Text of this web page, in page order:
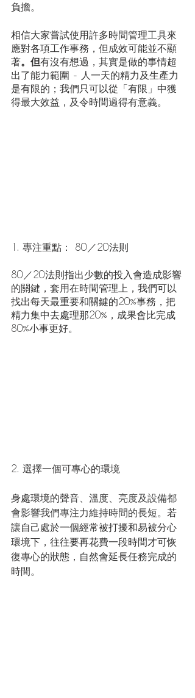
負擔。
相信大家嘗試使用許多時間管理工具來
應對各項工作事務，但成效可能並不顯
著。但有沒有想過，其實是做的事情超
出了能力範圍 - 人一天的精力及生產力
是有限的；我們只可以從「有限」中獲
得最大效益，及令時間過得有意義。
1. 專注重點： 80／20法則
80／20法則指出少數的投入會造成影響
的關鍵，套用在時間管理上，我們可以
找出每天最重要和關鍵的20%事務，把
精力集中去處理那20%，成果會比完成
80%小事更好。
2. 選擇一個可專心的環境
身處環境的聲音、溫度、亮度及設備都
會影響我們專注力維持時間的長短。 若
讓自己處於一個經常被打擾和易被分心
環境下，往往要再花費一段時間才可恢
復專心的狀態，自然會延長任務完成的
時間。